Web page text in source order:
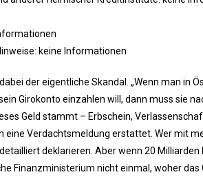
keine Informationen
der eigentliche Skandal. „Wenn man in
Girokonto einzahlen will, dann muss sie
Geld stammt – Erbschein,
Verdachtsmeldung erstattet. Wer mit
deklarieren. Aber wenn 20 Milliarden
Finanzministerium nicht einmal, woher das